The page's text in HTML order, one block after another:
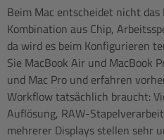
Beim Mac entscheidet nicht
Kombination aus Chip,
da wird es beim Konfigurieren
Sie MacBook Air und MacBook
und Mac Pro und erfahren
Workflow tatsächlich braucht:
Auflösung, RAW-
mehrerer Displays stellen sehr